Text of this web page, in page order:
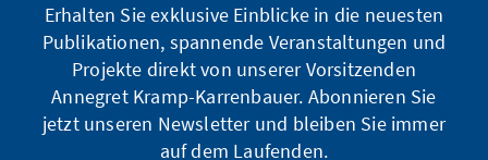
Erhalten Sie exklusive Einblicke in die neuesten
Publikationen, spannende Veranstaltungen und
Projekte direkt von unserer Vorsitzenden
Annegret Kramp-Karrenbauer. Abonnieren Sie
jetzt unseren Newsletter und bleiben Sie immer
auf dem Laufenden.